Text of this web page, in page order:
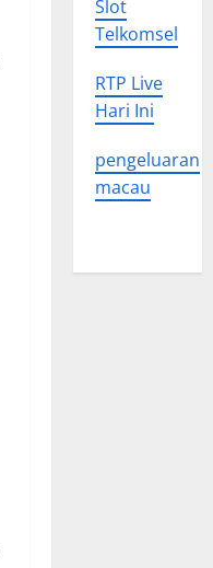
Slot
Telkomsel
RTP Live
Hari Ini
pengeluaran
macau